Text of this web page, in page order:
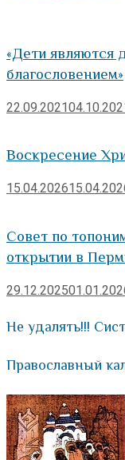
«Дети являются
благословением»
22.09.2021
Воскресение
15.04.2026
Совет по
открытии в
29.12.2025
Не удалять!!!
Православный